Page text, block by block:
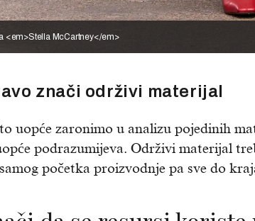
<em>Stella McCartney</em>
znači održivi materijal
uopće zaronimo u analizu pojedinih
podrazumijeva. Održivi materijal
početka proizvodnje pa sve do